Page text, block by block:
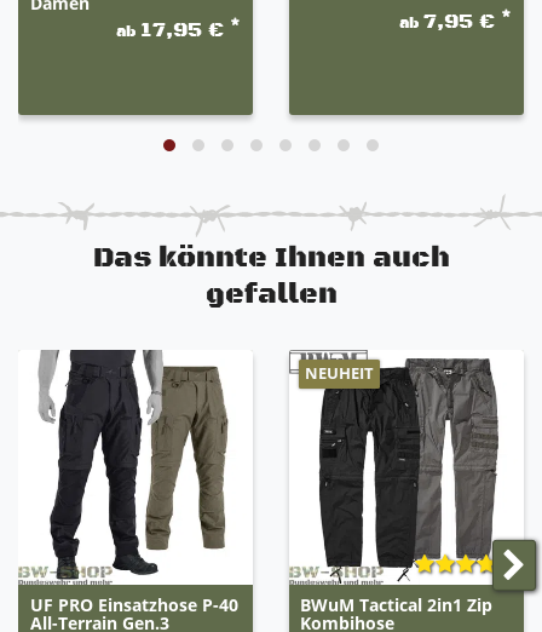
ab 17,95 € * ab 7,95 € *
Das könnte Ihnen auch
gefallen
UF PRO Einsatzhose P-40
All-Terrain Gen.3
NEUHEIT
BWuM Tactical 2in1 Zip
Kombihose